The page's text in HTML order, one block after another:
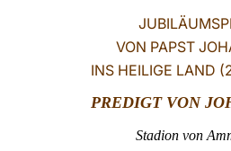
VON PAPST
INS HEILIGE LAND
PREDIGT VON
Stadion von